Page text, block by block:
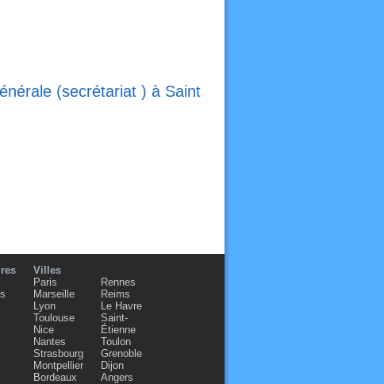
(secrétariat ) à Saint
Villes
Paris
Marseille
Lyon
Toulouse
Nice
Nantes
Strasbourg
Montpellier
Bordeaux
Rennes
Reims
Le Havre
Saint-
Étienne
Toulon
Grenoble
Dijon
Angers